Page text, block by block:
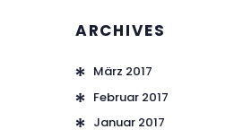
ARCHIVES
März 2017
Februar 2017
Januar 2017